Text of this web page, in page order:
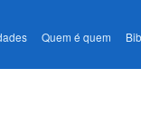
Quem é quem